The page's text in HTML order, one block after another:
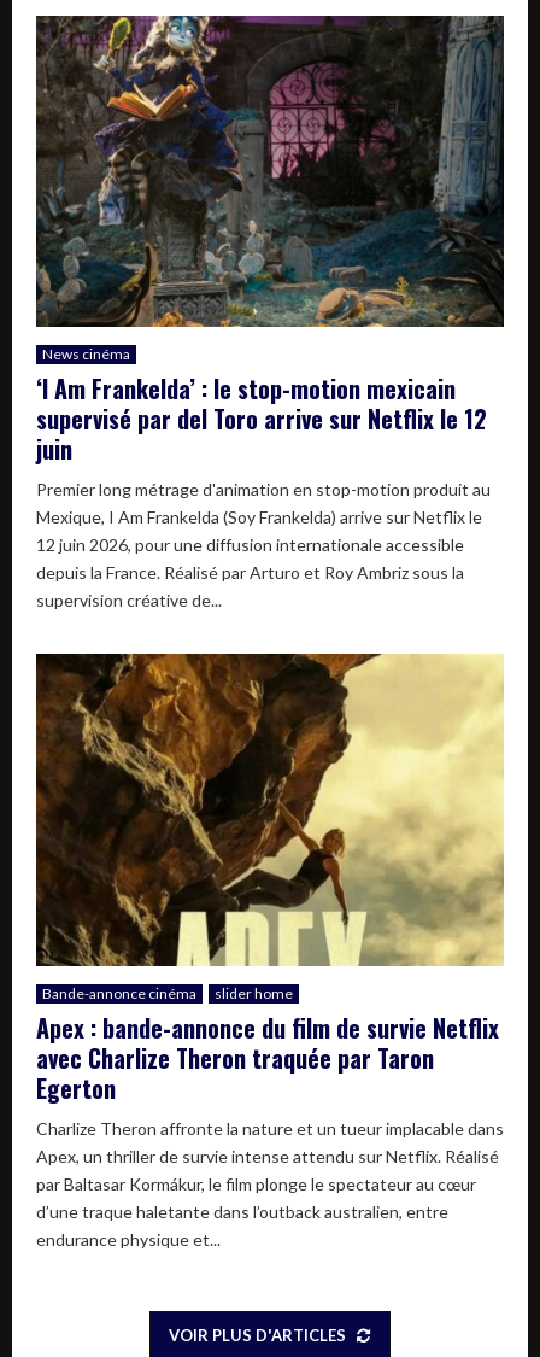
News cinéma
‘I Am Frankelda’ : le stop-motion mexicain
supervisé par del Toro arrive sur Netflix le 12
juin
Premier long métrage d'animation en stop-motion produit au
Mexique, I Am Frankelda (Soy Frankelda) arrive sur Netflix le
12 juin 2026, pour une diffusion internationale accessible
depuis la France. Réalisé par Arturo et Roy Ambriz sous la
supervision créative de...
Bande-annonce cinéma slider home
Apex : bande-annonce du film de survie Netflix
avec Charlize Theron traquée par Taron
Egerton
Charlize Theron affronte la nature et un tueur implacable dans
Apex, un thriller de survie intense attendu sur Netflix. Réalisé
par Baltasar Kormákur, le film plonge le spectateur au cœur
d’une traque haletante dans l’outback australien, entre
endurance physique et...
VOIR PLUS D'ARTICLES